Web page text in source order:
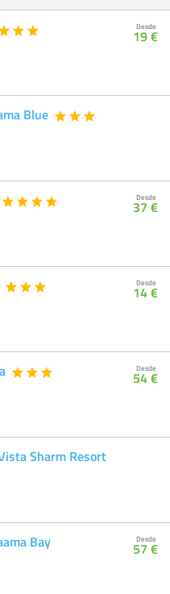
Desde
19 €
Blue
Desde
37 €
Desde
14 €
Desde
54 €
Sharm Resort
Bay Desde
57 €